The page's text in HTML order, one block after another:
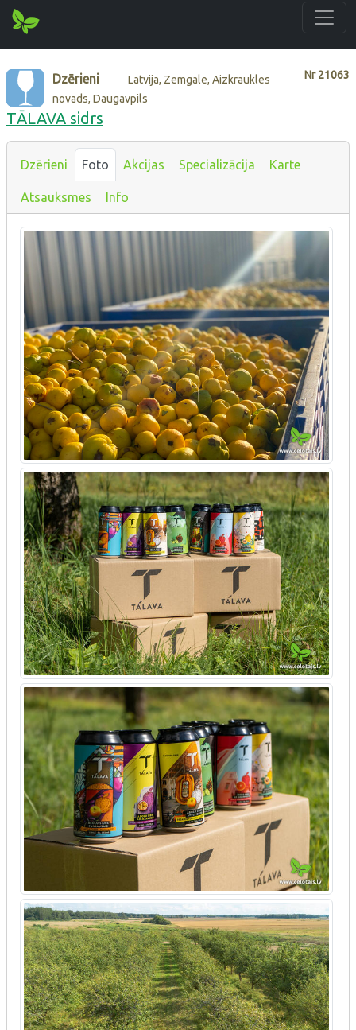
Nr21063
Dzērieni
Latvija, Zemgale, Aizkraukles
novads, Daugavpils
TĀLAVA sidrs
Dzērieni Foto Akcijas Specializācija Karte
Atsauksmes Info